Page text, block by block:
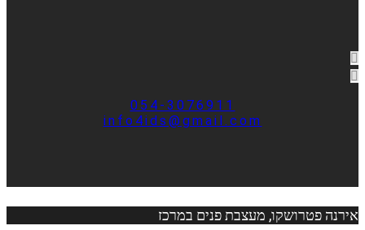
054-3076911
info4ids@gmail.com
אירנה פטרושקו, מעצבת פנים במרכז